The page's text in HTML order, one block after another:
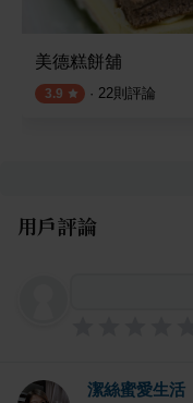
美德糕餅舖
3.9 · 22則評論
用戶評論
潔絲蜜愛生活